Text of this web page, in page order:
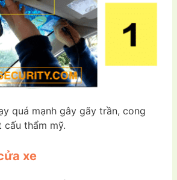
quá mạnh gây gãy trần, cong
cấu thẩm mỹ.
xe